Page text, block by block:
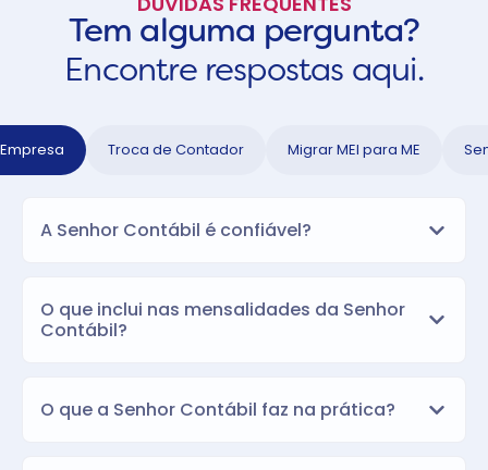
Tem alguma pergunta?
Encontre respostas aqui.
Troca de Contador Migrar MEI para ME
A Senhor Contábil é confiável?
O que inclui nas mensalidades da Senhor
Contábil?
O que a Senhor Contábil faz na prática?